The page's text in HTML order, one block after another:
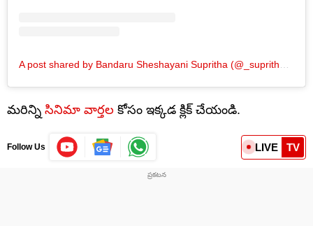
A post shared by Bandaru Sheshayani Supritha (@_supritha_9)
మరిన్ని సినిమా వార్తల కోసం ఇక్కడ క్లిక్ చేయండి.
Follow Us LIVE TV